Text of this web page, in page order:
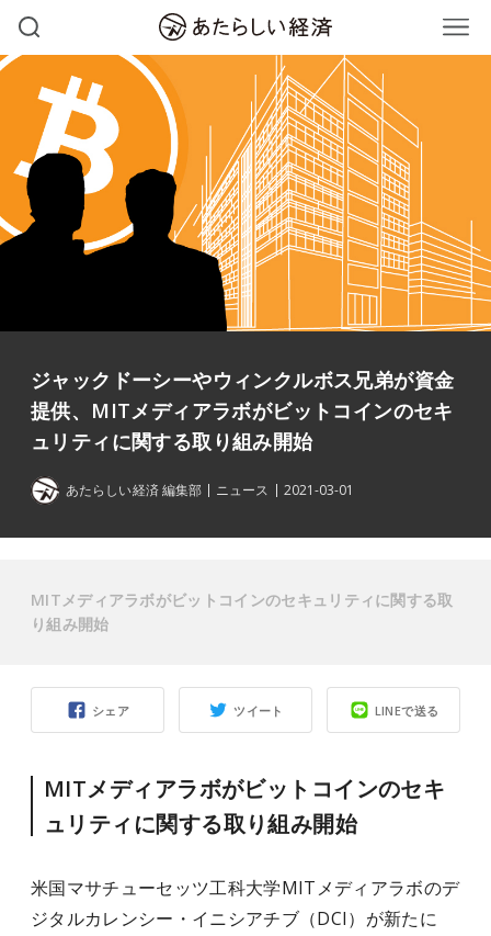
ジャックドーシーやウィンクルボス兄弟が資金
提供、MITメディアラボがビットコインのセキ
ュリティに関する取り組み開始
あたらしい経済 編集部 ニュース 2021-03-01
シェア ツイート LINEで送る
MITメディアラボがビットコインのセキ
ュリティに関する取り組み開始
米国マサチューセッツ工科大学MITメディアラボのデ
ジタルカレンシー・イニシアチブ（DCI）が新たに
MITメディアラボがビットコインのセキュリティに関する取
り組み開始